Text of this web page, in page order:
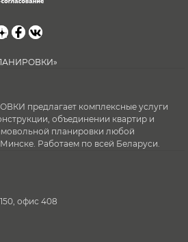
предлагает комплексные услуги
объединении квартир и
планировки любой
Работаем по всей Беларуси.
офис 408